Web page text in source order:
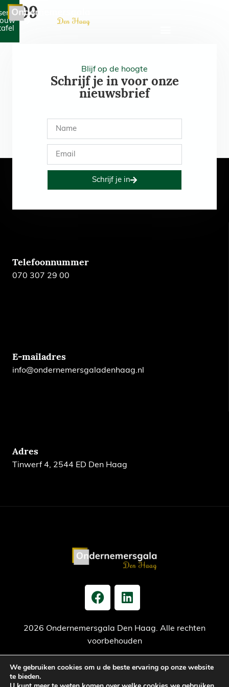
499
Blijf op de hoogte
Schrijf je in voor onze
nieuwsbrief
Schrijf je in
Telefoonnummer
070 307 29 00
E-mailadres
info@ondernemersgaladenhaag.nl
Adres
Tinwerf 4, 2544 ED Den Haag
2026 Ondernemersgala Den Haag. Alle rechten
voorbehouden
Privacy verklaring Cookiebeleid Jaarrekening
We gebruiken cookies om u de beste ervaring op onze website
te bieden.